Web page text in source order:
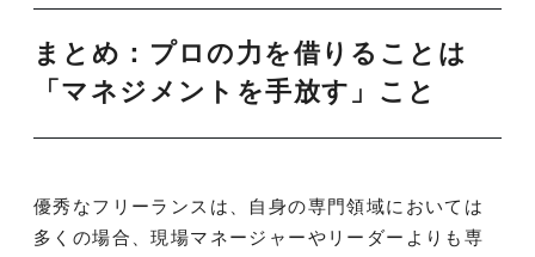
まとめ：プロの力を借りることは
「マネジメントを手放す」こと
優秀なフリーランスは、自身の専門領域においては
多くの場合、現場マネージャーやリーダーよりも専